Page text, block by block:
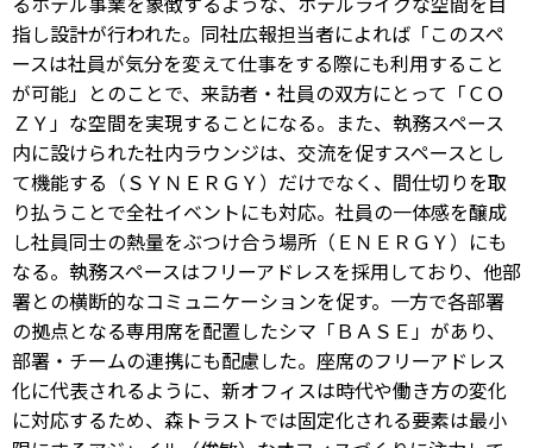
指し設計が行われた。同社広報担当者によれば「このスペ
ースは社員が気分を変えて仕事をする際にも利用すること
が可能」とのことで、来訪者・社員の双方にとって「ＣＯ
ＺＹ」な空間を実現することになる。また、執務スペース
内に設けられた社内ラウンジは、交流を促すスペースとし
て機能する（ＳＹＮＥＲＧＹ）だけでなく、間仕切りを取
り払うことで全社イベントにも対応。社員の一体感を醸成
し社員同士の熱量をぶつけ合う場所（ＥＮＥＲＧＹ）にも
なる。執務スペースはフリーアドレスを採用しており、他部
署との横断的なコミュニケーションを促す。一方で各部署
の拠点となる専用席を配置したシマ「ＢＡＳＥ」があり、
部署・チームの連携にも配慮した。座席のフリーアドレス
化に代表されるように、新オフィスは時代や働き方の変化
に対応するため、森トラストでは固定化される要素は最小